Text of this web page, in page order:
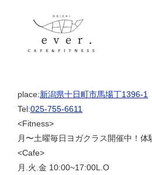
place:新潟県十日町市馬場丁1396-1
Tel:025-755-6611
<Fitness>
月〜土曜毎日ヨガクラス開催中！体
<Cafe>
月.火.金 10:00~17:00L.O